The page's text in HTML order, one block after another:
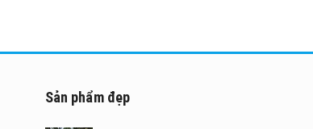
Sản phẩm đẹp